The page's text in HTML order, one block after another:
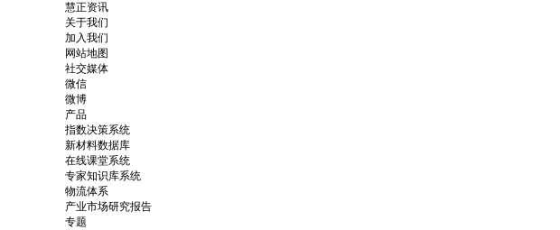
慧正资讯
关于我们
加入我们
网站地图
社交媒体
微信
微博
产品
指数决策系统
新材料数据库
在线课堂系统
专家知识库系统
物流体系
产业市场研究报告
专题